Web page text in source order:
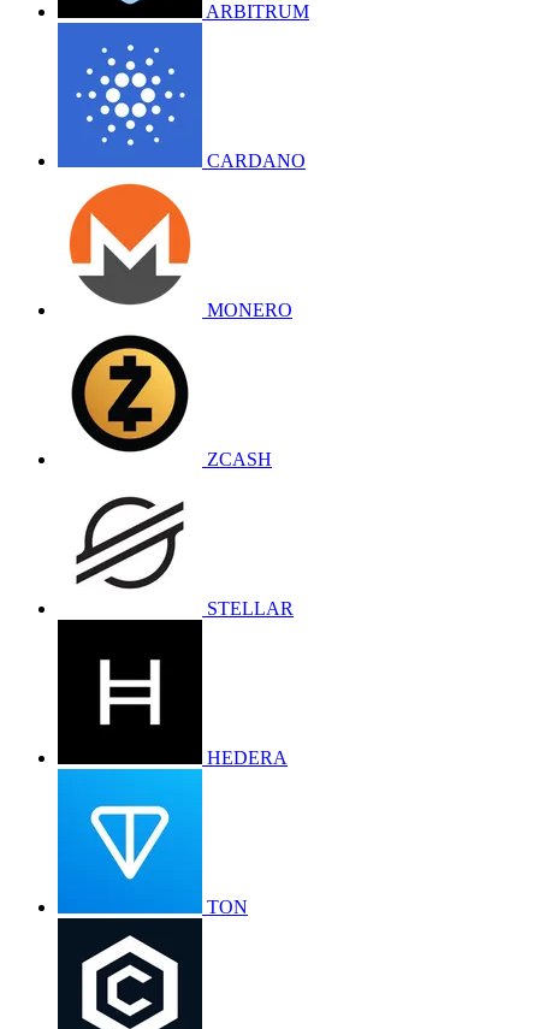
ARBITRUM
CARDANO
MONERO
ZCASH
STELLAR
HEDERA
TON